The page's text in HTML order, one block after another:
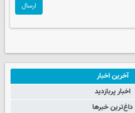
ارسال
آخرین اخبار
اخبار پربازدید
داغ‌ترین خبرها